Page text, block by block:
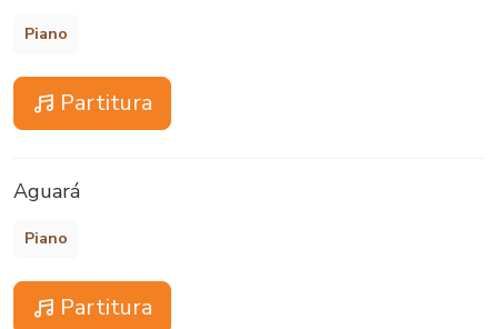
Piano
Partitura
Aguará
Piano
Partitura